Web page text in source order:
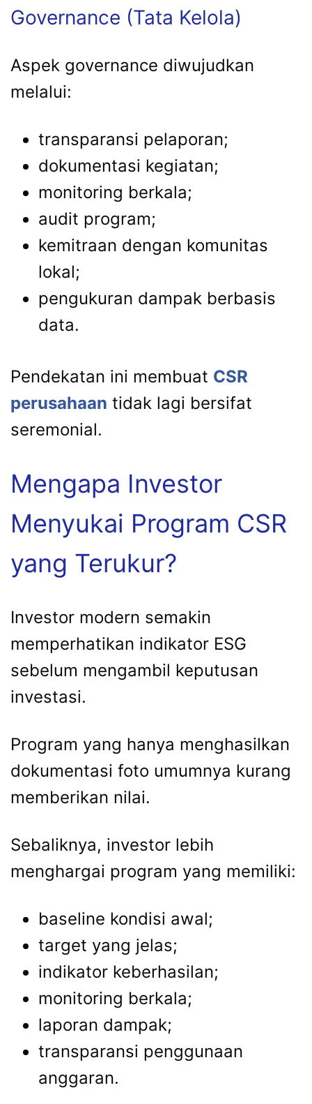
Governance (Tata Kelola)
Aspek governance diwujudkan
melalui:
transparansi pelaporan;
dokumentasi kegiatan;
monitoring berkala;
audit program;
kemitraan dengan komunitas
lokal;
pengukuran dampak berbasis
data.
Pendekatan ini membuat CSR
perusahaan tidak lagi bersifat
seremonial.
Mengapa Investor
Menyukai Program CSR
yang Terukur?
Investor modern semakin
memperhatikan indikator ESG
sebelum mengambil keputusan
investasi.
Program yang hanya menghasilkan
dokumentasi foto umumnya kurang
memberikan nilai.
Sebaliknya, investor lebih
menghargai program yang memiliki:
baseline kondisi awal;
target yang jelas;
indikator keberhasilan;
monitoring berkala;
laporan dampak;
transparansi penggunaan
anggaran.